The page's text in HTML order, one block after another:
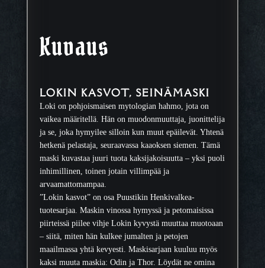
s
i
n
ä
m
a
s
k
i
m
ä
r
Kuvaus
LOKIN KASVOT, SEINÄMASKI
Loki on pohjoismaisen mytologian hahmo, jota on
vaikea määritellä. Hän on muodonmuuttaja, juonittelija
ja se, joka hymyilee silloin kun muut epäilevät. Yhtenä
hetkenä pelastaja, seuraavassa kaaoksen siemen. Tämä
maski kuvastaa juuri tuota kaksijakoisuutta – yksi puoli
inhimillinen, toinen jotain villimpää ja
arvaamattomampaa.
”Lokin kasvot” on osa Puustikin Henkivalkea-
tuotesarjaa. Maskin vinossa hymyssä ja petomaisissa
piirteissä piilee vihje Lokin kyvystä muuttaa muotoaan
– siitä, miten hän kulkee jumalten ja petojen
maailmassa yhtä kevyesti. Maskisarjaan kuuluu myös
kaksi muuta maskia: Odin ja Thor. Löydät ne omina